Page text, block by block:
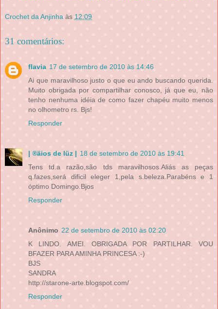
Crochet da Anjinha às 12:09
31 comentários:
flavia 17 de setembro de 2010 às 14:46
Ai que maravilhoso justo o que eu ando buscando querida.
Muito obrigada por compartilhar conosco, já que eu, não
tenho nenhuma idéia de como fazer chapéu muito menos
no olhometro rs. Bjs!
Responder
| ®äios de lüz | 18 de setembro de 2010 às 19:41
Tens td.a razão,são tds maravilhosos.Aliás as peças
q.fazes,será dificil eleger 1,pela s.beleza.Parabéns e 1
óptimo Domingo.Bjos
Responder
Anônimo 22 de setembro de 2010 às 02:20
K LINDO. AMEI. OBRIGADA POR PARTILHAR. VOU
BFAZER PARA AMINHA PRINCESA :-)
BJS
SANDRA
http://starone-arte.blogspot.com/
Responder